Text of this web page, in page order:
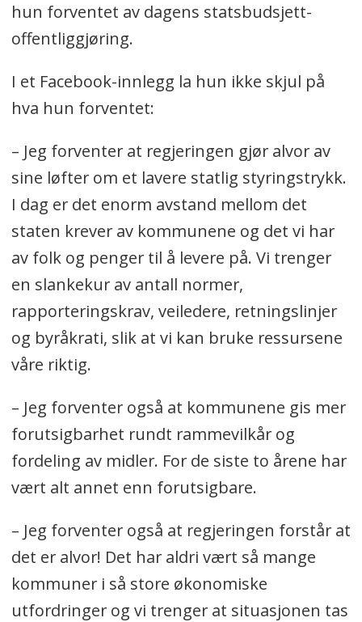
hun forventet av dagens statsbudsjett-
offentliggjøring.
I et Facebook-innlegg la hun ikke skjul på
hva hun forventet:
– Jeg forventer at regjeringen gjør alvor av
sine løfter om et lavere statlig styringstrykk.
I dag er det enorm avstand mellom det
staten krever av kommunene og det vi har
av folk og penger til å levere på. Vi trenger
en slankekur av antall normer,
rapporteringskrav, veiledere, retningslinjer
og byråkrati, slik at vi kan bruke ressursene
våre riktig.
– Jeg forventer også at kommunene gis mer
forutsigbarhet rundt rammevilkår og
fordeling av midler. For de siste to årene har
vært alt annet enn forutsigbare.
– Jeg forventer også at regjeringen forstår at
det er alvor! Det har aldri vært så mange
kommuner i så store økonomiske
utfordringer og vi trenger at situasjonen tas